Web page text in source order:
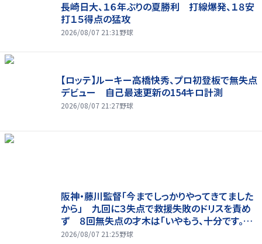
長崎日大、１６年ぶりの夏勝利 打線爆発、１８安
打１５得点の猛攻
2026/08/07 21:31 野球
【ロッテ】ルーキー高橋快秀、プロ初登板で無失点
デビュー 自己最速更新の154キロ計測
2026/08/07 21:27野球
阪神・藤川監督「今までしっかりやってきてました
から」 九回に３失点で救援失敗のドリスを責め
ず ８回無失点の才木は「いやもう、十分です。あ
の回まででも十分な仕事でしたか」
2026/08/07 21:25野球